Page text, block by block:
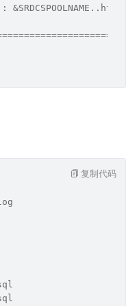
&SRDCSPOOLNAME..htm
复制代码